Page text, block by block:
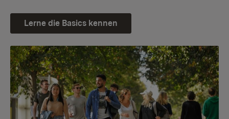
Lerne die Basics kennen